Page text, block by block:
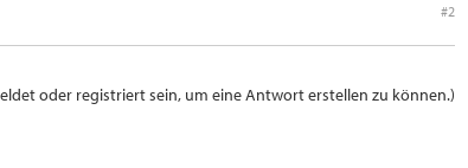
#2
oder registriert sein, um eine Antwort erstellen zu können.)